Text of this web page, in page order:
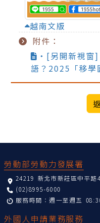
越南文版
附件：
‧[另開新視窗]
語？2025「移學
勞動部勞動力發展署
24219 新北市新莊區中平路
(02)8995-6000
服務時間：週一至週五
外國人申請業務服務